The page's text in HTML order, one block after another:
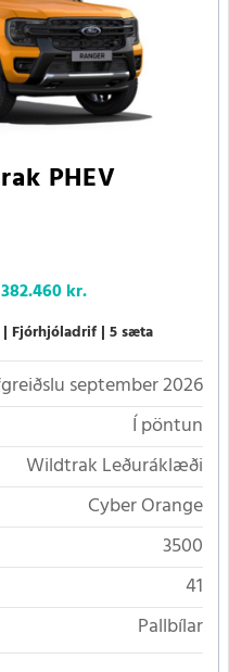
PHEV
382.460 kr.
Fjórhjóladrif 5 sæta
september 2026
Í pöntun
Wildtrak Leðuráklæði
Cyber Orange
3500
41
Pallbílar